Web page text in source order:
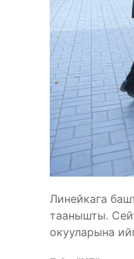
Линейкага
таанышты.
окууларына